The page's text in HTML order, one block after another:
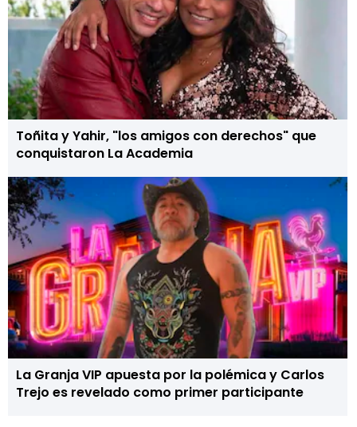
Toñita y Yahir, "los amigos con derechos" que
conquistaron La Academia
La Granja VIP apuesta por la polémica y Carlos
Trejo es revelado como primer participante